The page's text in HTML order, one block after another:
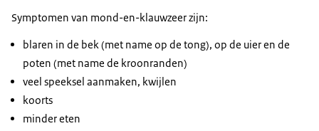
Symptomen van mond-en-klauwzeer zijn:
blaren in de bek (met name op de tong), op de uier en de
poten (met name de kroonranden)
veel speeksel aanmaken, kwijlen
koorts
minder eten